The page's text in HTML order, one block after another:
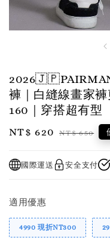
褲｜白縫線畫家
160｜穿搭超有型
Sale
NT$ 620 Regular
NT$ 650
國際運送 安全支付
適用優惠
4990 現折NT300